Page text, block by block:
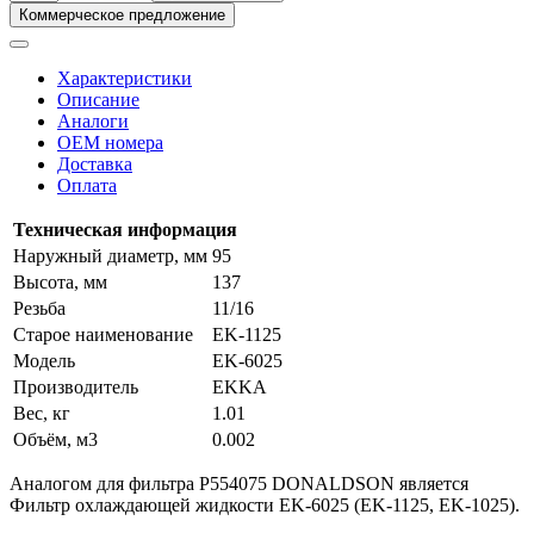
Коммерческое предложение
Характеристики
Описание
Аналоги
OEM номера
Доставка
Оплата
Техническая информация
Наружный диаметр, мм 95
Высота, мм
137
Резьба
11/16
Старое наименование
EK-1125
Модель
EK-6025
Производитель
EKKA
Вес, кг
1.01
Объём, м3
0.002
Аналогом для фильтра P554075 DONALDSON является
Фильтр охлаждающей жидкости EK-6025 (EK-1125, EK-1025).